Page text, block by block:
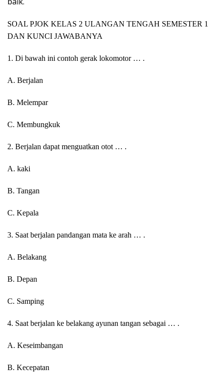
SOAL PJOK KELAS 2 ULANGAN TENGAH SEMESTER 1
DAN KUNCI JAWABANYA
1. Di bawah ini contoh gerak lokomotor … .
A. Berjalan
B. Melempar
C. Membungkuk
2. Berjalan dapat menguatkan otot … .
A. kaki
B. Tangan
C. Kepala
3. Saat berjalan pandangan mata ke arah … .
A. Belakang
B. Depan
C. Samping
4. Saat berjalan ke belakang ayunan tangan sebagai … .
A. Keseimbangan
B. Kecepatan